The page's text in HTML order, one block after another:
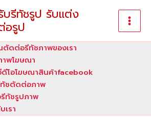
รีทัชรูป รับแต่ง
อรูป
ตัดต่อรีทัชภาพของเรา
าพโฆษณา
ดีโอโฆษณาสินค้าfacebook
ทัชตัดต่อภาพ
ทัชรูปภาพ
เรา